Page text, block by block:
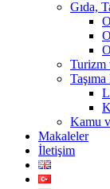
Gıda,
Turizm
Kamu
Makaleler
İletişim